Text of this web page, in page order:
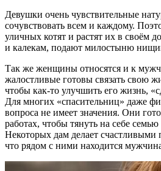
Девушки очень чувствительные
сочувствовать всем и каждому.
уличных котят и растят их в своём
и калекам, подают милостыню
Так же женщины относятся и к
жалостливые готовы связать свою
чтобы как-то улучшить его жизнь,
Для многих «спасительниц» даже
вопроса не имеет значения. Они
работах, чтобы тянуть на себе
Некоторых дам делает счастливыми
что рядом с ними находится